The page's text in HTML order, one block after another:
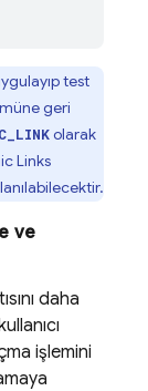
test
geri
olarak
Links
ve
daha
işlemini